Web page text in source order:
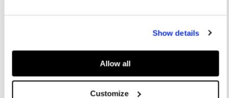
Show details
Allow all
Customize